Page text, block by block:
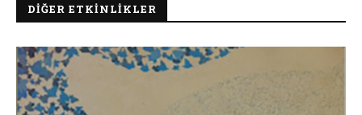
DIĞER ETKINLIKLER